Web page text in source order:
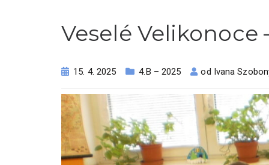
Veselé Velikonoce
15. 4. 2025 4.B – 2025 od Ivana